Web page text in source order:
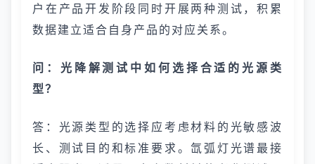
户在产品开发阶段同时开展两种测试，积累
数据建立适合自身产品的对应关系。
问：光降解测试中如何选择合适的光源类
型？
答：光源类型的选择应考虑材料的光敏感波
长、测试目的和标准要求。氙弧灯光谱最接